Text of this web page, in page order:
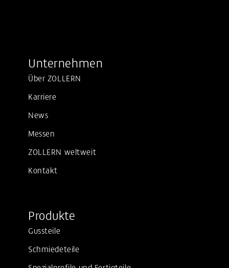
Unternehmen
Über ZOLLERN
Karriere
News
Messen
ZOLLERN weltweit
Kontakt
Produkte
Gussteile
Schmiedeteile